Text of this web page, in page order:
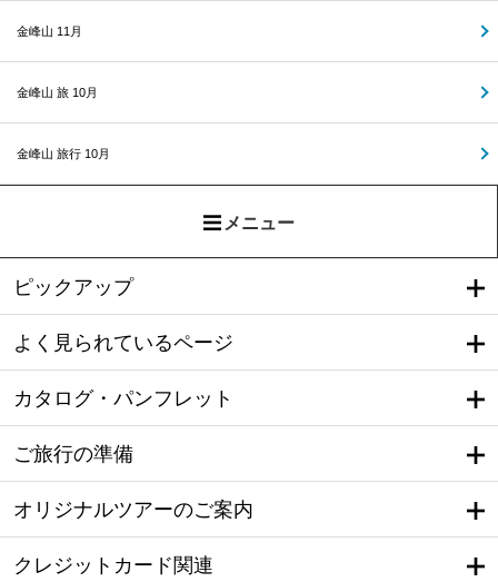
金峰山 11月
金峰山 旅 10月
金峰山 旅行 10月
メニュー
ピックアップ
よく見られているページ
カタログ・パンフレット
ご旅行の準備
オリジナルツアーのご案内
クレジットカード関連